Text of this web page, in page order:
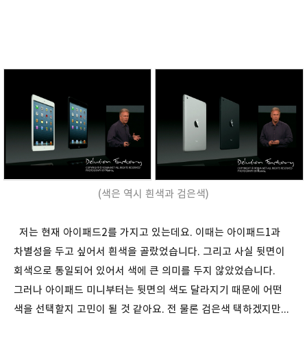
(색은 역시 흰색과 검은색)
저는 현재 아이패드2를 가지고 있는데요. 이때는 아이패드1과
차별성을 두고 싶어서 흰색을 골랐었습니다. 그리고 사실 뒷면이
회색으로 통일되어 있어서 색에 큰 의미를 두지 않았었습니다.
그러나 아이패드 미니부터는 뒷면의 색도 달라지기 때문에 어떤
색을 선택할지 고민이 될 것 같아요. 전 물론 검은색 택하겠지만...